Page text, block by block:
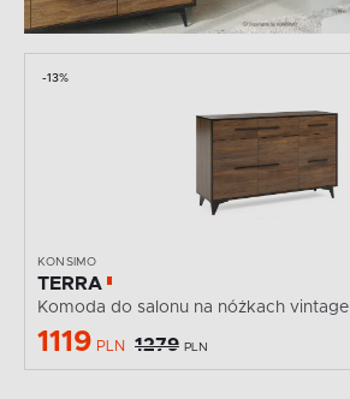
-13%
KONSIMO
TERRA
Komoda do salonu na nóżkach vintage
1119 PLN 1279 PLN